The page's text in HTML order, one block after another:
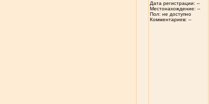
Дата регистрации: --
Местонахождение: --
Пол: не доступно
Комментариев: --